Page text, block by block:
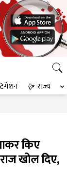
राज्य
किए
खोल दिए,